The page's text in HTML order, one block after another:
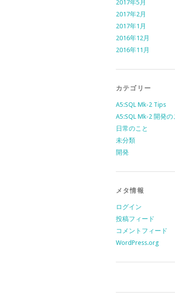
2017年5月
2017年2月
2017年1月
2016年12月
2016年11月
カテゴリー
A5:SQL Mk-2 Tips
A5:SQL Mk-2 開発の
日常のこと
未分類
開発
メタ情報
ログイン
投稿フィード
コメントフィード
WordPress.org